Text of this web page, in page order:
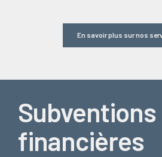
En savoir plus sur nos
financières